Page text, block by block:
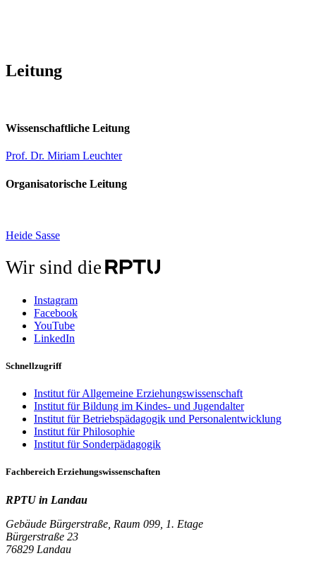
Leitung
Wissenschaftliche Leitung
Prof. Dr. Miriam Leuchter
Organisatorische Leitung
Heide Sasse
Wir sind die
Instagram
Facebook
YouTube
LinkedIn
Schnellzugriff
Institut für Allgemeine Erziehungswissenschaft
Institut für Bildung im Kindes- und Jugendalter
Institut für Betriebspädagogik und Personalentwicklung
Institut für Philosophie
Institut für Sonderpädagogik
Fachbereich Erziehungswissenschaften
RPTU in Landau
Gebäude Bürgerstraße, Raum 099, 1. Etage
Bürgerstraße 23
76829 Landau